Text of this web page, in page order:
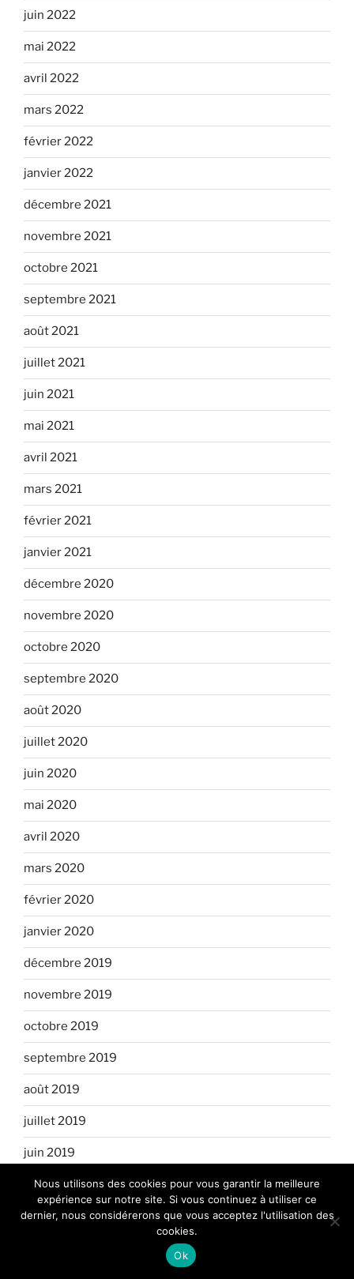
juin 2022
mai 2022
avril 2022
mars 2022
février 2022
janvier 2022
décembre 2021
novembre 2021
octobre 2021
septembre 2021
août 2021
juillet 2021
juin 2021
mai 2021
avril 2021
mars 2021
février 2021
janvier 2021
décembre 2020
novembre 2020
octobre 2020
septembre 2020
août 2020
juillet 2020
juin 2020
mai 2020
avril 2020
mars 2020
février 2020
janvier 2020
décembre 2019
novembre 2019
octobre 2019
septembre 2019
août 2019
juillet 2019
juin 2019
mai 2019
avril 2019
Nous utilisons des cookies pour vous garantir la meilleure
expérience sur notre site. Si vous continuez à utiliser ce
dernier, nous considérerons que vous acceptez l'utilisation des
cookies.
Ok